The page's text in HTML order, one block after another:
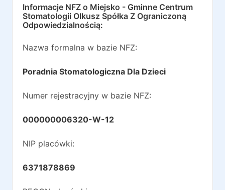
Informacje NFZ o Miejsko - Gminne Centrum
Stomatologii Olkusz Spółka Z Ograniczoną
Odpowiedzialnością:
Nazwa formalna w bazie NFZ:
Poradnia Stomatologiczna Dla Dzieci
Numer rejestracyjny w bazie NFZ:
000000006320-W-12
NIP placówki:
6371878869